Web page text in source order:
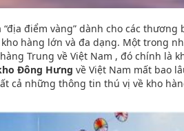
điểm vàng” dành cho các thương
hàng lớn và đa dạng. Một trong
Trung về Việt Nam , đó chính là
Đông Hưng về Việt Nam mất bao
cả những thông tin thú vị về kho